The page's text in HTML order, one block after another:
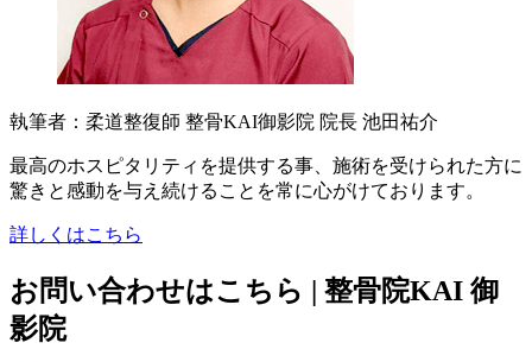
執筆者：柔道整復師 整骨KAI御影院 院長 池田祐介
最高のホスピタリティを提供する事、施術を受けられた方に
驚きと感動を与え続けることを常に心がけております。
詳しくはこちら
お問い合わせはこちら | 整骨院KAI 御
影院